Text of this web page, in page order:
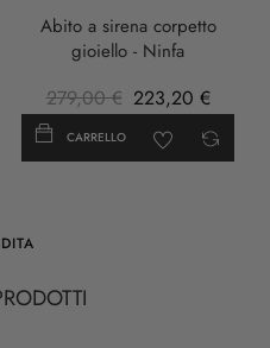
Abito a sirena corpetto
gioiello - Ninfa
279,00 € 223,20 €
CARRELLO